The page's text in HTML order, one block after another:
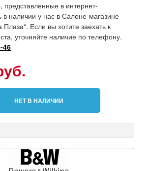
представленные в интернет-
в наличии у нас в Салоне-магазине
Если вы хотите заехать к
уточняйте наличие по телефону.
46
НЕТ В НАЛИЧИИ